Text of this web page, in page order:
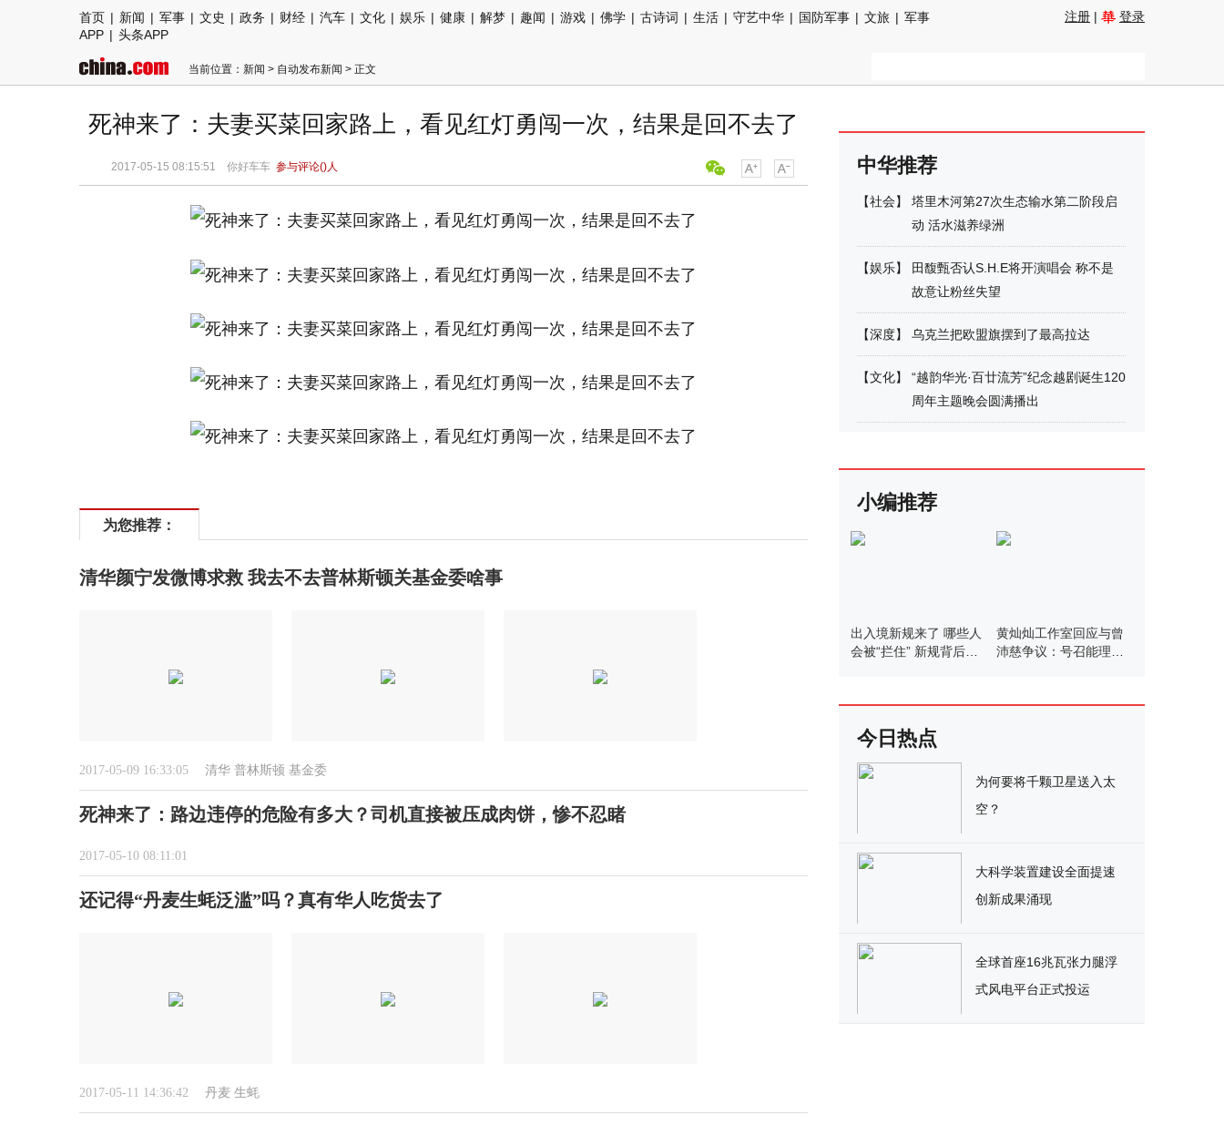
首页 | 新闻 | 军事 | 文史 | 政务 | 财经 | 汽车 | 文化 | 娱乐 | 健康 | 解梦 | 趣闻 | 游戏 | 佛学 | 古诗词 | 生活 | 守艺中华 | 国防军事 | 文旅 | 军事
APP | 头条APP
注册 | 登录
当前位置： 新闻 > 自动发布新闻 > 正文
死神来了：夫妻买菜回家路上，看见红灯勇闯一次，结果是回不去了
2017-05-15 08:15:51 你好车车 参与评论()人
为您推荐：
清华颜宁发微博求救 我去不去普林斯顿关基金委啥事
2017-05-09 16:33:05 清华 普林斯顿 基金委
死神来了：路边违停的危险有多大？司机直接被压成肉饼，惨不忍睹
2017-05-10 08:11:01
还记得“丹麦生蚝泛滥”吗？真有华人吃货去了
2017-05-11 14:36:42 丹麦 生蚝
中华推荐
【社会】
塔里木河第27次生态输水第二阶段启
动 活水滋养绿洲
【娱乐】
田馥甄否认S.H.E将开演唱会 称不是
故意让粉丝失望
【深度】 乌克兰把欧盟旗摆到了最高拉达
【文化】
“越韵华光·百廿流芳”纪念越剧诞生120
周年主题晚会圆满播出
小编推荐
出入境新规来了 哪些人
会被“拦住” 新规背后的
黄灿灿工作室回应与曾
沛慈争议：号召能理智
今日热点
为何要将千颗卫星送入太
空？
大科学装置建设全面提速
创新成果涌现
全球首座16兆瓦张力腿浮
式风电平台正式投运